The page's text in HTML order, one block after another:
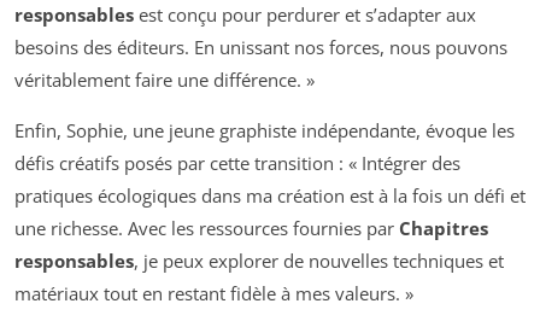
responsables est conçu pour perdurer et s’adapter aux
besoins des éditeurs. En unissant nos forces, nous pouvons
véritablement faire une différence. »
Enfin, Sophie, une jeune graphiste indépendante, évoque les
défis créatifs posés par cette transition : « Intégrer des
pratiques écologiques dans ma création est à la fois un défi et
une richesse. Avec les ressources fournies par Chapitres
responsables, je peux explorer de nouvelles techniques et
matériaux tout en restant fidèle à mes valeurs. »